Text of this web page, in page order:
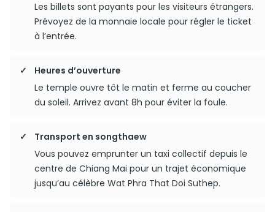
Les billets sont payants pour les visiteurs étrangers.
Prévoyez de la monnaie locale pour régler le ticket
à l’entrée.
Heures d’ouverture
Le temple ouvre tôt le matin et ferme au coucher
du soleil. Arrivez avant 8h pour éviter la foule.
Transport en songthaew
Vous pouvez emprunter un taxi collectif depuis le
centre de Chiang Mai pour un trajet économique
jusqu’au célèbre Wat Phra That Doi Suthep.